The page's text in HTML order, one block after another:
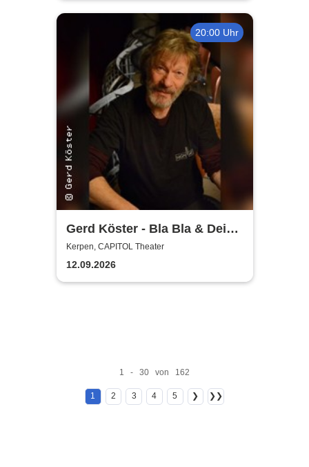
20:00 Uhr
Gerd Köster - Bla Bla & Dei
Dei
Kerpen, CAPITOL Theater
12.09.2026
1 - 30 von 162
1 2 3 4 5 ❯ ❯❯